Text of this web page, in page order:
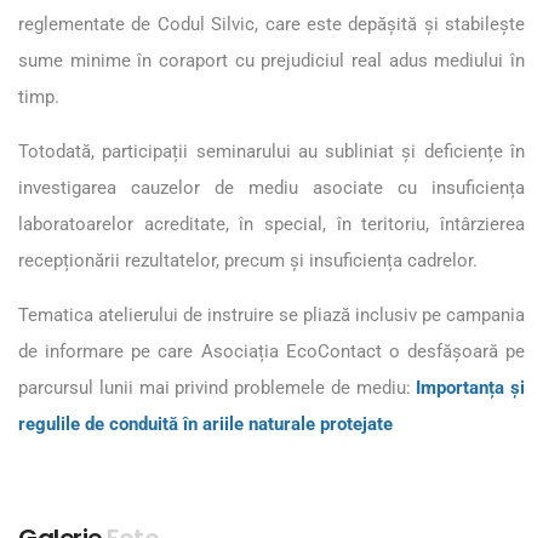
reglementate de Codul Silvic, care este depășită și stabilește
sume minime în coraport cu prejudiciul real adus mediului în
timp.
Totodată, participații seminarului au subliniat și deficiențe în
investigarea cauzelor de mediu asociate cu insuficiența
laboratoarelor acreditate, în special, în teritoriu, întârzierea
recepționării rezultatelor, precum și insuficiența cadrelor.
Tematica atelierului de instruire se pliază inclusiv pe campania
de informare pe care Asociația EcoContact o desfășoară pe
parcursul lunii mai privind problemele de mediu: Importanța și
regulile de conduită în ariile naturale protejate